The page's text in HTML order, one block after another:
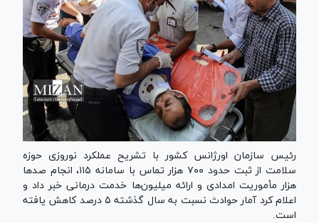
رئیس سازمان اورژانس کشور با تشریح عملکرد نوروزی حوزه
سلامت از ثبت حدود ۷۰۰ هزار تماس با سامانه ۱۱۵، انجام صد‌ها
هزار مأموریت امدادی و ارائه میلیون‌ها خدمت درمانی خبر داد و
اعلام کرد آمار حوادث نسبت به سال گذشته ۵ درصد کاهش یافته
است.